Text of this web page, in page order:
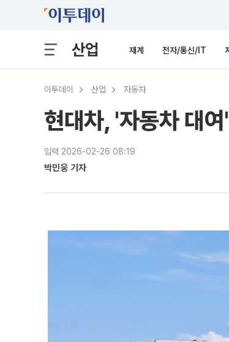
산업 재계 전자/통신/IT
이투데이 산업 자동차
현대차, '자동차 대
입력 2026-02-26 08:19
박민웅 기자